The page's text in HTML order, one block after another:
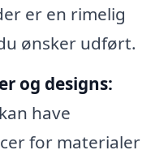
er en rimelig
ønsker udført.
og designs:
have
for materialer